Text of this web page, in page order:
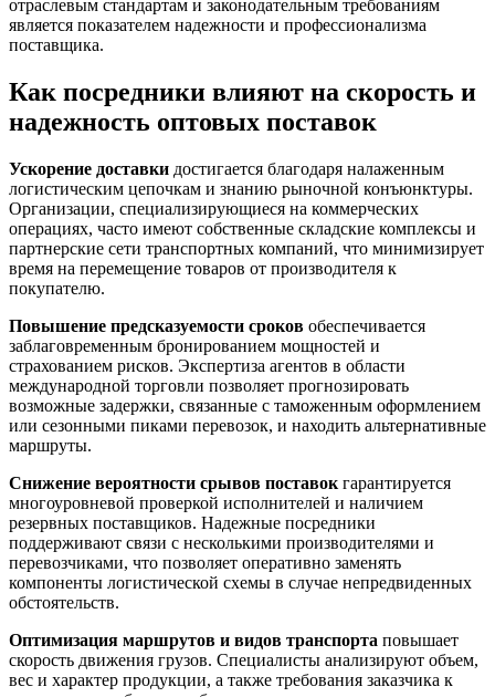
отраслевым стандартам и законодательным требованиям
является показателем надежности и профессионализма
поставщика.
Как посредники влияют на скорость и
надежность оптовых поставок
Ускорение доставки достигается благодаря налаженным
логистическим цепочкам и знанию рыночной конъюнктуры.
Организации, специализирующиеся на коммерческих
операциях, часто имеют собственные складские комплексы и
партнерские сети транспортных компаний, что минимизирует
время на перемещение товаров от производителя к
покупателю.
Повышение предсказуемости сроков обеспечивается
заблаговременным бронированием мощностей и
страхованием рисков. Экспертиза агентов в области
международной торговли позволяет прогнозировать
возможные задержки, связанные с таможенным оформлением
или сезонными пиками перевозок, и находить альтернативные
маршруты.
Снижение вероятности срывов поставок гарантируется
многоуровневой проверкой исполнителей и наличием
резервных поставщиков. Надежные посредники
поддерживают связи с несколькими производителями и
перевозчиками, что позволяет оперативно заменять
компоненты логистической схемы в случае непредвиденных
обстоятельств.
Оптимизация маршрутов и видов транспорта повышает
скорость движения грузов. Специалисты анализируют объем,
вес и характер продукции, а также требования заказчика к